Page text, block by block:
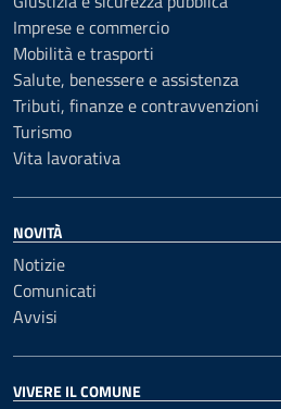
Imprese e commercio
Mobilità e trasporti
Salute, benessere e assistenza
Tributi, finanze e contravvenzioni
Turismo
Vita lavorativa
NOVITÀ
Notizie
Comunicati
Avvisi
VIVERE IL COMUNE